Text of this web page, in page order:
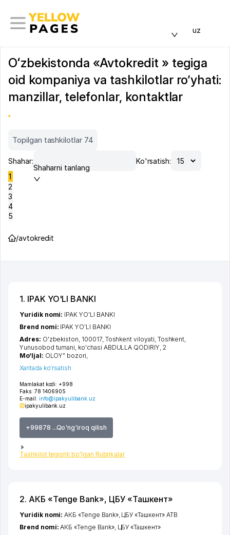
uz
Oʻzbekistonda «Avtokredit » tegiga
oid kompaniya va tashkilotlar ro’yhati:
manzillar, telefonlar, kontaktlar
Topilgan tashkilotlar 74
Shahar:
Shaharni tanlang
Ko'rsatish:
1
2
3
4
5
/avtokredit
1. IPAK YO'LI BANKI
Mamlakat kodi: +998
Faks: 78 1406905
E-mail: info@ipakyulibank.uz
ipakyulibank.uz
+99878 ...Qo'ng'iroq qilish
Tashkilot tegishli bo'lgan Rubrikalar
Yuridik nomi: IPAK YO'LI BANKI
Brend nomi: IPAK YO'LI BANKI
Adres: O'zbekiston, 100017, Toshkent viloyati, Toshkent,
Yunusobod tumani, ko'chasi ABDULLA QODIRIY, 2
Mo‘ljal: OLOY" bozori,
Xaritada ko'rsatish
2. АКБ «Tenge Bank», ЦБУ «Ташкент»
Yuridik nomi:АКБ «Tenge Bank», ЦБУ «Ташкент» ATB
Brend nomi:АКБ «Tenge Bank», ЦБУ «Ташкент»